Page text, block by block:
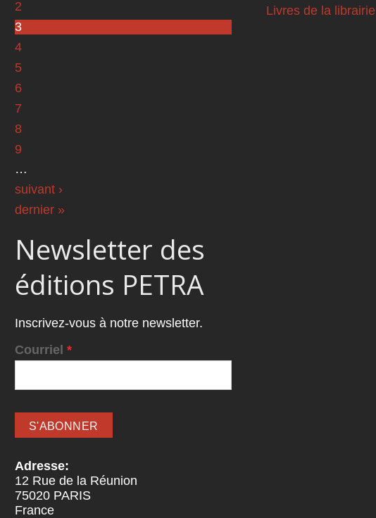
2
3
4
5
6
7
8
9
…
suivant ›
dernier »
Newsletter des
éditions PETRA
Inscrivez-vous à notre newsletter.
Courriel *
Adresse:
12 Rue de la Réunion
75020 PARIS
France
Livres de la librairie